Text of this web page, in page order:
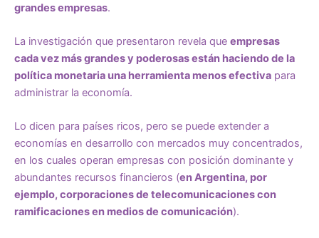
grandes empresas.
La investigación que presentaron revela que empresas
cada vez más grandes y poderosas están haciendo de la
política monetaria una herramienta menos efectiva para
administrar la economía.
Lo dicen para países ricos, pero se puede extender a
economías en desarrollo con mercados muy concentrados,
en los cuales operan empresas con posición dominante y
abundantes recursos financieros (en Argentina, por
ejemplo, corporaciones de telecomunicaciones con
ramificaciones en medios de comunicación).